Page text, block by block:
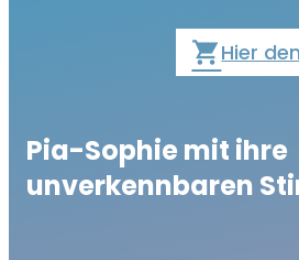
local_grocery_storeHier
Pia-Sophie mit ihre
unverkennbaren